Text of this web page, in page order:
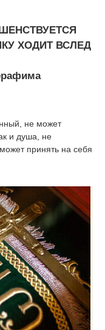
ХОДИТ ВСЛЕД
не может
и душа, не
принять на себя